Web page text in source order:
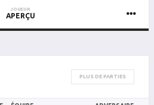
JOUEUR
APERÇU
PLUS DE PARTIES